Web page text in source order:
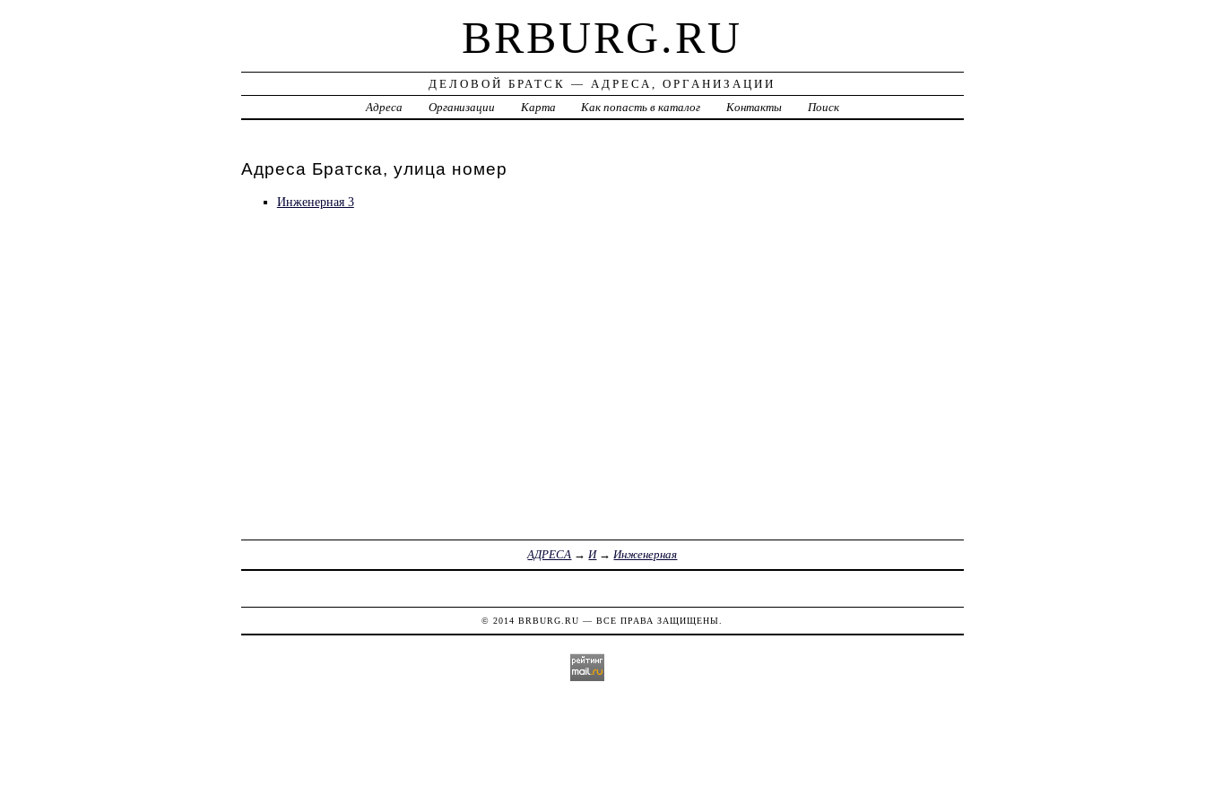
BRBURG.RU
ДЕЛОВОЙ БРАТСК — АДРЕСА, ОРГАНИЗАЦИИ
Адреса
Организации Карта Как попасть в каталог Контакты Поиск
Адреса Братска, улица номер
Инженерная 3
АДРЕСА →И→Инженерная
© 2014BRBURG.RU — ВСЕ ПРАВА ЗАЩИЩЕНЫ.